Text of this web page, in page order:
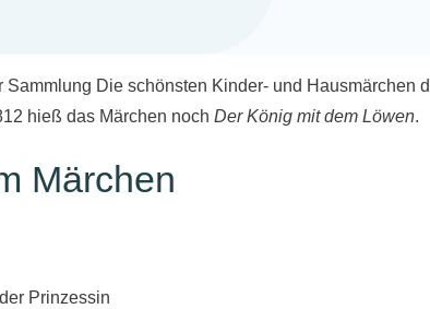
Sammlung Die schönsten Kinder- und Hausmärchen
hieß das Märchen noch Der König mit dem Löwen.
Märchen
Prinzessin